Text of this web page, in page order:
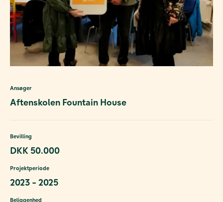
Ansøger
Aftenskolen Fountain House
Bevilling
DKK 50.000
Projektperiode
2023 - 2025
Beliggenhed